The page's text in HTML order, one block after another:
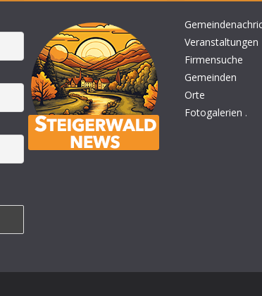
Veranstaltungen
Firmensuche
Gemeinden
Orte
Fotogalerien .